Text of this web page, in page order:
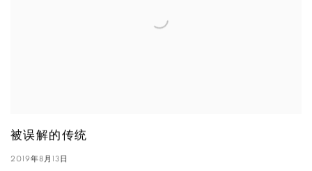
被误解的传统
2019年8月13日